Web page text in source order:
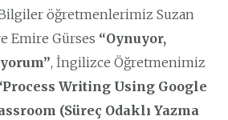
öğretmenlerimiz Suzan
Emire Gürses “Oynuyor,
, İngilizce Öğretmenimiz
Writing Using Google
(Süreç Odaklı Yazma